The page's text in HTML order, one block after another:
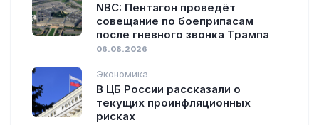
NBC: Пентагон проведёт
совещание по боеприпасам
после гневного звонка Трампа
06.08.2026
Экономика
В ЦБ России рассказали о
текущих проинфляционных
рисках